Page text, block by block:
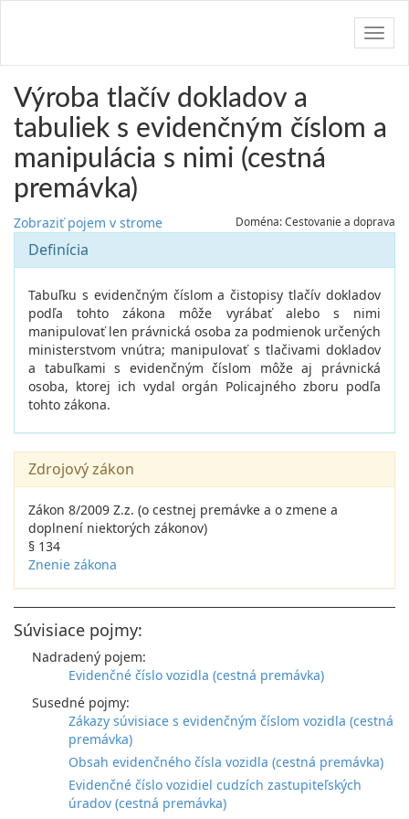
Výroba tlačív dokladov a
tabuliek s evidenčným číslom a
manipulácia s nimi (cestná
premávka)
Zobraziť pojem v strome Doména: Cestovanie a doprava
Definícia
Tabuľku s evidenčným číslom a čistopisy tlačív dokladov
podľa tohto zákona môže vyrábať alebo s nimi
manipulovať len právnická osoba za podmienok určených
ministerstvom vnútra; manipulovať s tlačivami dokladov
a tabuľkami s evidenčným číslom môže aj právnická
osoba, ktorej ich vydal orgán Policajného zboru podľa
tohto zákona.
Zdrojový zákon
Zákon 8/2009 Z.z. (o cestnej premávke a o zmene a
doplnení niektorých zákonov)
§ 134
Znenie zákona
Súvisiace pojmy:
Nadradený pojem:
Evidenčné číslo vozidla (cestná premávka)
Susedné pojmy:
Zákazy súvisiace s evidenčným číslom vozidla (cestná
premávka)
Obsah evidenčného čísla vozidla (cestná premávka)
Evidenčné číslo vozidiel cudzích zastupiteľských
úradov (cestná premávka)